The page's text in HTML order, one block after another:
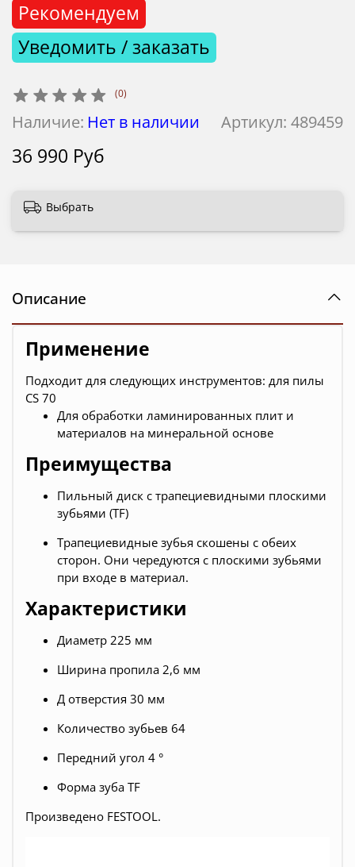
(0)
Артикул: 489459
Наличие: Нет в наличии
Рекомендуем
Уведомить / заказать
36 990 Руб
Выбрать
Описание
Применение
Подходит для следующих инструментов: для пилы
CS 70
Для обработки ламинированных плит и
материалов на минеральной основе
Преимущества
Пильный диск с трапециевидными плоскими
зубьями (TF)
Трапециевидные зубья скошены с обеих
сторон. Они чередуются с плоскими зубьями
при входе в материал.
Характеристики
Диаметр 225 мм
Ширина пропила 2,6 мм
Д отверстия 30 мм
Количество зубьев 64
Передний угол 4 °
Форма зуба TF
Произведено FESTOOL.